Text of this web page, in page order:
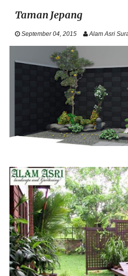
KONSEP TAMAN
KOLAM KOI
CONTACT
Taman Jepang
September 04, 2015 Alam Asri